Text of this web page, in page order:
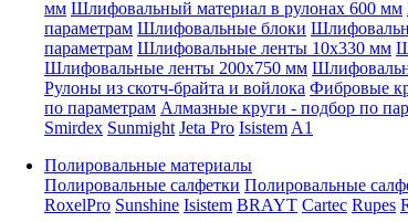
мм Шлифовальный материал в рулонах 600 мм
параметрам Шлифовальные блоки
параметрам Шлифовальные ленты 10x330 мм
Шлифовальные ленты 200x750 мм
Рулоны из скотч-брайта и войлока Фибровые
по параметрам Алмазные круги - подбор по
Smirdex Sunmight Jeta Pro Isistem A1
Полировальные материалы
Полировальные салфетки Полировальные
RoxelPro Sunshine Isistem BRAYT Cartec Rupes